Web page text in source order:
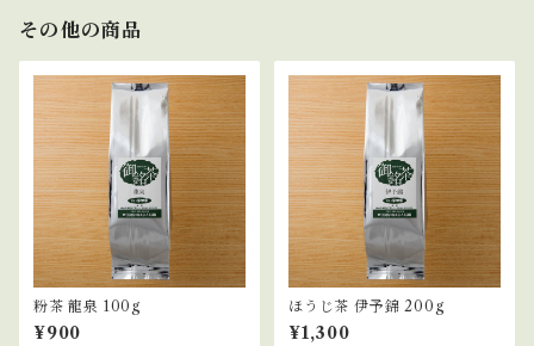
その他の商品
粉茶 龍泉 100g
¥900
ほうじ茶 伊予錦 200g
¥1,300